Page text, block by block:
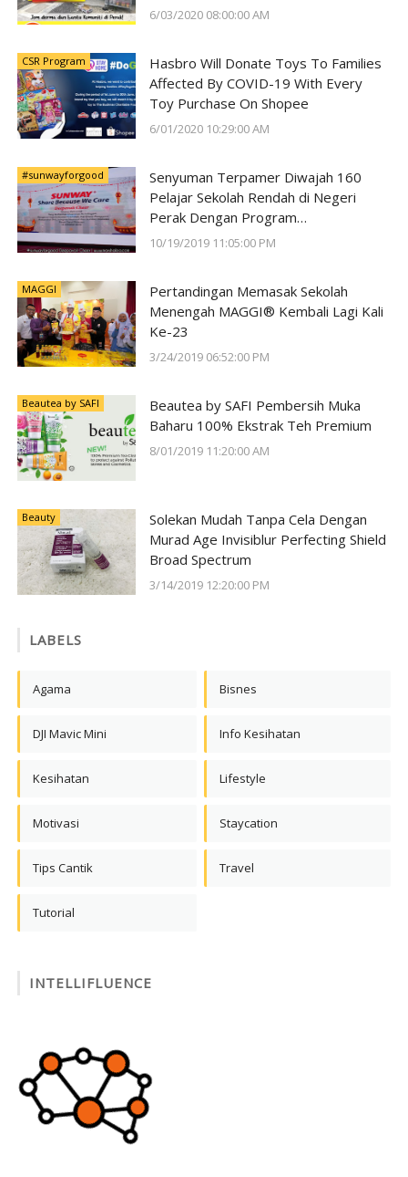
6/03/2020 08:00:00 AM
CSR Program
Hasbro Will Donate Toys To Families
Affected By COVID-19 With Every
Toy Purchase On Shopee
6/01/2020 10:29:00 AM
#sunwayforgood
Senyuman Terpamer Diwajah 160
Pelajar Sekolah Rendah di Negeri
Perak Dengan Program
#SunwayForGood Deepavali Cheer di
10/19/2019 11:05:00 PM
MAGGI
Pertandingan Memasak Sekolah
Menengah MAGGI® Kembali Lagi Kali
Ke-23
3/24/2019 06:52:00 PM
Beautea by SAFI
Beautea by SAFI Pembersih Muka
Baharu 100% Ekstrak Teh Premium
8/01/2019 11:20:00 AM
Beauty
Solekan Mudah Tanpa Cela Dengan
Murad Age Invisiblur Perfecting Shield
Broad Spectrum
3/14/2019 12:20:00 PM
LABELS
Agama Bisnes
DJI Mavic Mini Info Kesihatan
Kesihatan Lifestyle
Motivasi Staycation
Tips Cantik Travel
Tutorial
INTELLIFLUENCE